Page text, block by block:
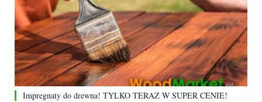
Impregnaty do drewna! TYLKO TERAZ W SUPER CENIE!